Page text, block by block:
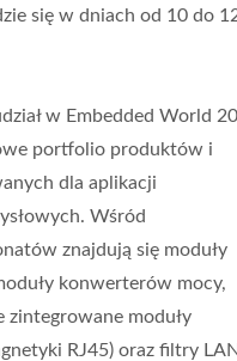
się w dniach od 10 do
w Embedded World
portfolio produktów i
dla aplikacji
Wśród
znajdują się moduły
konwerterów mocy,
zintegrowane moduły
RJ45) oraz filtry
DC Typu